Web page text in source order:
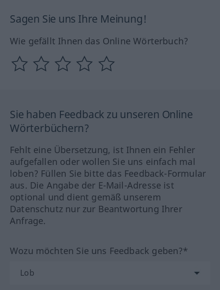
Sagen Sie uns Ihre Meinung!
Wie gefällt Ihnen das Online Wörterbuch?
Sie haben Feedback zu unseren Online
Wörterbüchern?
Fehlt eine Übersetzung, ist Ihnen ein Fehler
aufgefallen oder wollen Sie uns einfach mal
loben? Füllen Sie bitte das Feedback-Formular
aus. Die Angabe der E-Mail-Adresse ist
optional und dient gemäß unserem
Datenschutz nur zur Beantwortung Ihrer
Anfrage.
Wozu möchten Sie uns Feedback geben?*